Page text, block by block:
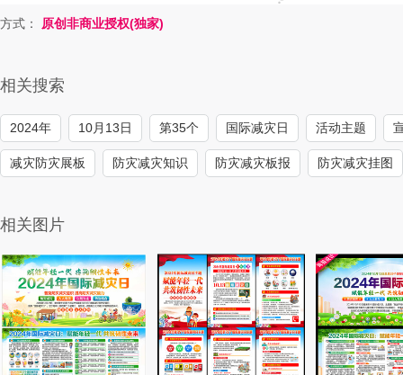
方式： 原创非商业授权(独家)
相关搜索
2024年 10月13日 第35个 国际减灾日 活动主题
减灾防灾展板 防灾减灾知识 防灾减灾板报 防灾减灾挂图
相关图片